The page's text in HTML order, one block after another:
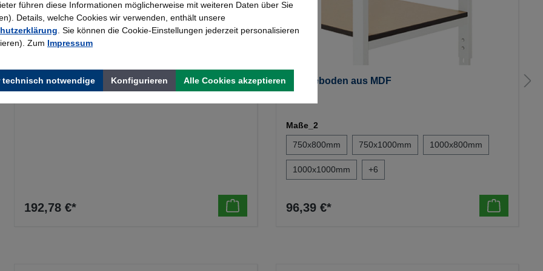
Rau Rollensatz für Tom GT Arbeitstisch Serie AT
– 4 Lenkrollen
192,78 €*
Ablageboden aus MDF
Maße_2
750x800mm
750x1000mm 1000x800mm
1000x1000mm +6
96,39 €*
führen diese Informationen möglicherweise mit weiteren Daten über Sie
Details, welche Cookies wir verwenden, enthält unsere
. Sie können die Cookie-Einstellungen jederzeit personalisieren
Zum Impressum
technisch notwendige Konfigurieren Alle Cookies akzeptieren